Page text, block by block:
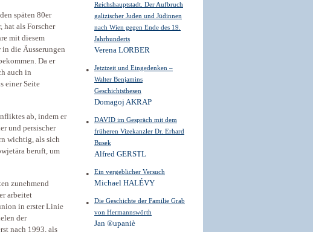
späten 80er
hat als Forscher
mit diesem
die Äusserungen
Da er
auch in
einer Seite
ab, indem er
und persischer
wichtig, als sich
beruft, um
zunehmend
arbeitet
in erster Linie
der
nach 1993, als
Reichshauptstadt. Der Aufbruch
galizischer Juden und Jüdinnen
nach Wien gegen Ende des 19.
Jahrhunderts
Verena LORBER
Jetztzeit und Eingedenken –
Walter Benjamins
Geschichtsthesen
Domagoj AKRAP
DAVID im Gespräch mit dem
früheren Vizekanzler Dr. Erhard
Busek
Alfred GERSTL
Ein vergeblicher Versuch
Michael HALÉVY
Die Geschichte der Familie Grab
von Hermannswörth
Jan ®upaniè